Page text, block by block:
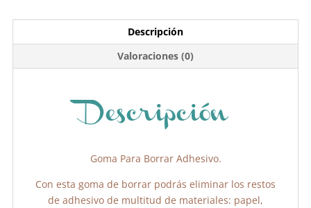
c
e
b
o
itt
er
at
s
A
p
m
p
ar
tir
Descripción
Valoraciones (0)
Descripción
Goma Para Borrar Adhesivo.
Con esta goma de borrar podrás eliminar los restos
de adhesivo de multitud de materiales: papel,